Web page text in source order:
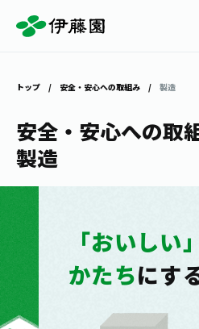
商品情報
キャンペーン
お茶を知る・楽しむ
お茶を知る・楽しむ
体験・イベント
トップ 安全・安心への取組み 製造
安全・安心への取
製造
「おいしい」
かたちにす